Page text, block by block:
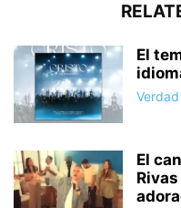
El
El
Rivas